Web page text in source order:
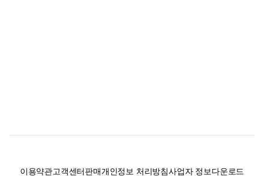
이용약관고객센터판매개인정보 처리방침사업자 정보다운로드